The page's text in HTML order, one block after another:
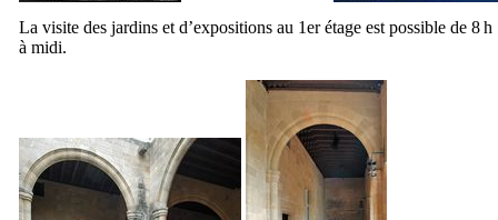
La visite des jardins et d’expositions au 1er étage est possible de 8 h
à midi.